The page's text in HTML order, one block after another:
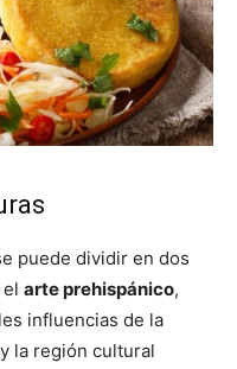
puede dividir en dos
arte prehispánico,
influencias de la
la región cultural